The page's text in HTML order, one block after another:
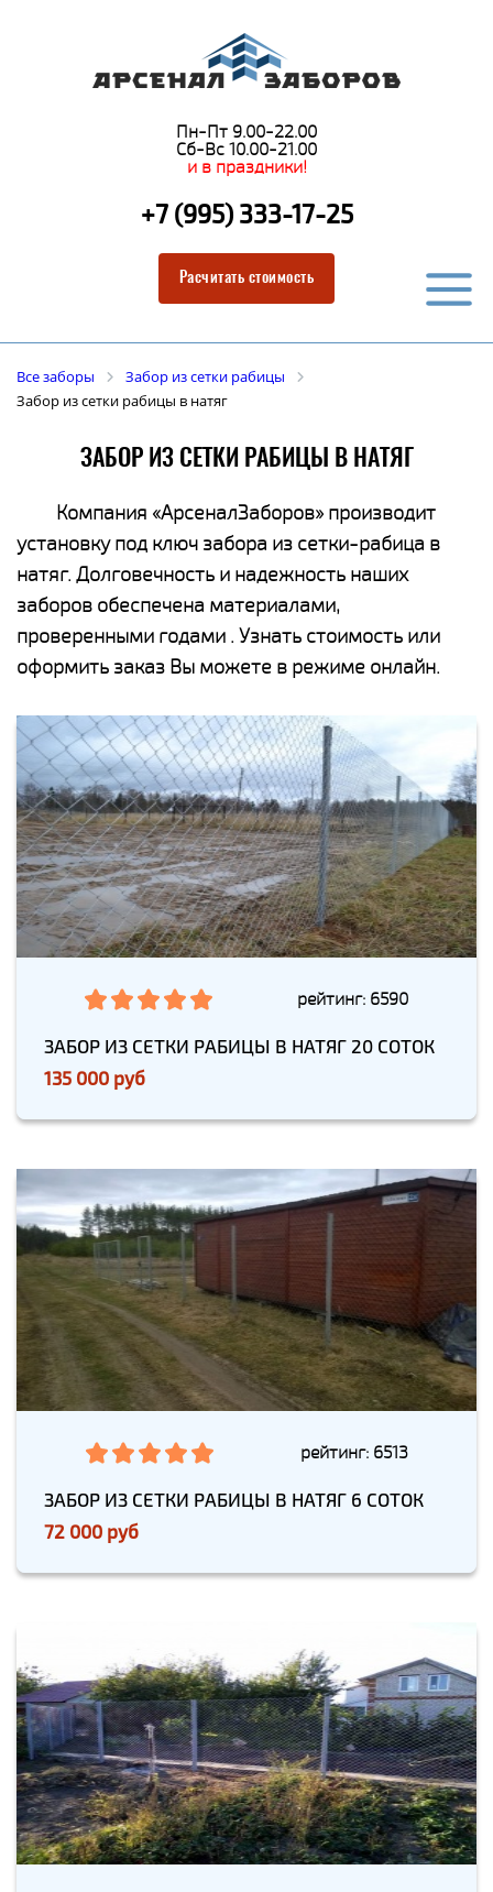
Пн-Пт 9.00-22.00
Сб-Вс 10.00-21.00
и в праздники!
+7 (995) 333-17-25
Расчитать стоимость
Все заборы
Забор из сетки рабицы
Забор из сетки рабицы в натяг
ЗАБОР ИЗ СЕТКИ РАБИЦЫ В НАТЯГ
Компания «АрсеналЗаборов» производит
установку под ключ забора из сетки-рабица в
натяг. Долговечность и надежность наших
заборов обеспечена материалами,
проверенными годами . Узнать стоимость или
оформить заказ Вы можете в режиме онлайн.
рейтинг: 6590
ЗАБОР ИЗ СЕТКИ РАБИЦЫ В НАТЯГ 20 СОТОК
135 000 руб
рейтинг: 6513
ЗАБОР ИЗ СЕТКИ РАБИЦЫ В НАТЯГ 6 СОТОК
72 000 руб